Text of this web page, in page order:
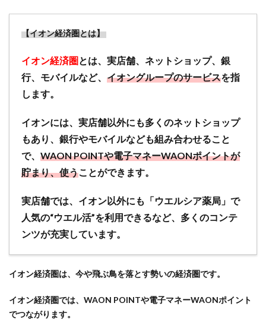
実店
強の
ング
ルー
プの
サー
1.2
通ポイン
トとは？
済圏の
「WAON
POINT」
は、5大
いで注目
1.3
【イオン経済圏とは】
イオン経済圏とは、実店舗、ネットショップ、銀
行、モバイルなど、 イオングループのサービスを指
します。
イオンには、実店舗以外にも多くのネットショップ
もあり、銀行やモバイルなども組み合わせること
で、 WAON POINTや電子マネーWAONポイントが
貯まり、使うことができます。
実店舗では、イオン以外にも「ウエルシア薬局」で
人気の“ウエル活”を利用できるなど、多くのコンテ
ンツが充実しています。
イオン経済圏は、今や飛ぶ鳥を落とす勢いの経済圏です。
イオン経済圏では、WAON POINTや電子マネーWAONポイント
でつながります。